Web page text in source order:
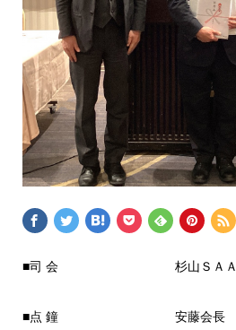
■司 会 杉山ＳＡＡ
■点 鐘 安藤会長